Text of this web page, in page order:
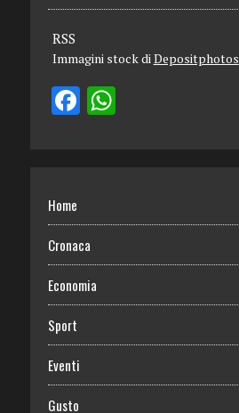
RSS
Immagini stock diDepositphotos
Home
Cronaca
Economia
Sport
Eventi
Gusto